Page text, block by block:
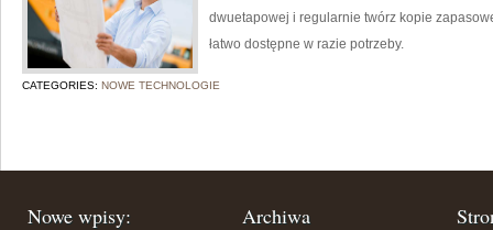
dwuetapowej i regularnie twórz kopie
łatwo dostępne w razie potrzeby.
CATEGORIES: NOWE TECHNOLOGIE
Nowe wpisy: Archiwa